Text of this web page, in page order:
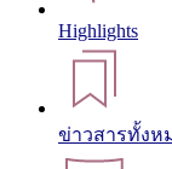
Highlights
ข่าวสารทั้งห